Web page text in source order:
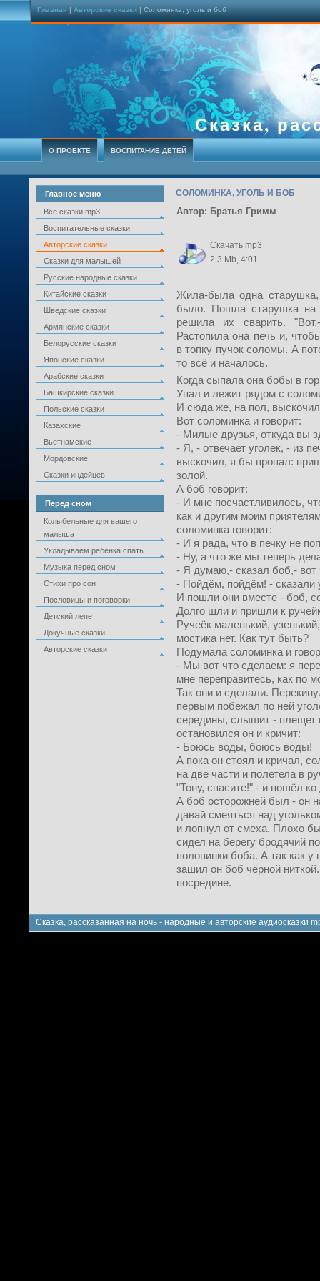
Главная | Авторские сказки | Соломинка, уголь и боб
Сказка,
О ПРОЕКТЕ ВОСПИТАНИЕ ДЕТЕЙ
Главное меню
Все сказки mp3
Воспитательные сказки
Авторские сказки
Сказки для малышей
Русские народные сказки
Китайские сказки
Шведские сказки
Армянские сказки
Белорусские сказки
Японские сказки
Арабские сказки
Башкирские сказки
Польские сказки
Казахские
Вьетнамские
Мордовские
Сказки индейцев
Перед сном
Колыбельные для вашего
малыша
Укладываем ребенка спать
Музыка перед сном
Стихи про сон
Пословицы и поговорки
Детский лепет
Докучные сказки
Авторские сказки
СОЛОМИНКА, УГОЛЬ И БОБ
Автор: Братья Гримм
Скачать mp3
2.3 Mb, 4:01
Жила-была одна старушка,
было. Пошла старушка на
решила их сварить.
Растопила она печь и,
в топку пучок соломы. А
то всё и началось.
Когда сыпала она бобы в
Упал и лежит рядом с
И сюда же, на пол, выскочил
Вот соломинка и говорит:
- Милые друзья, откуда вы
- Я, - отвечает уголек, - из
выскочил, я бы пропал:
золой.
А боб говорит:
- И мне посчастливилось,
как и другим моим
соломинка говорит:
- И я рада, что в печку не
- Ну, а что же мы теперь
- Я думаю,- сказал боб,- вот
- Пойдём, пойдём! - сказали
И пошли они вместе - боб,
Долго шли и пришли к
Ручеёк маленький,
мостика нет. Как тут быть?
Подумала соломинка и
- Мы вот что сделаем: я
мне переправитесь, как по
Так они и сделали.
первым побежал по ней
середины, слышит - плещет
остановился он и кричит:
- Боюсь воды, боюсь воды!
А пока он стоял и кричал,
на две части и полетела в
"Тону, спасите!" - и пошёл ко
А боб осторожней был - он
давай смеяться над
и лопнул от смеха. Плохо
сидел на берегу бродячий
половинки боба. А так как
зашил он боб чёрной
посредине.
Сказка, рассказанная на ночь - народные и авторские аудиосказки